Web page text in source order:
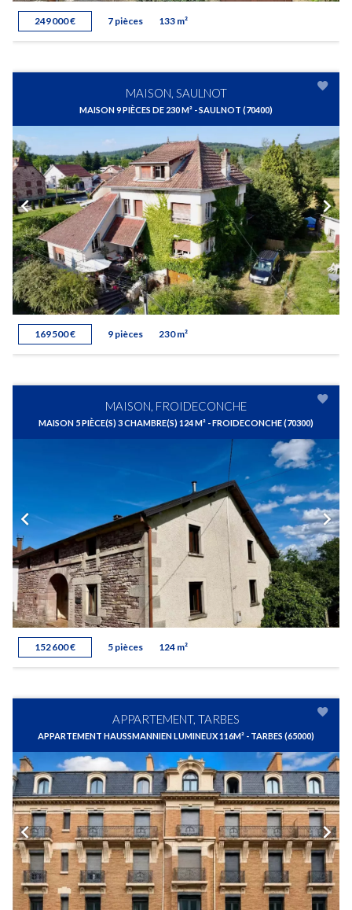
249 000 € 7 pièces 133 m²
MAISON, SAULNOT
MAISON 9 PIÈCES DE 230 M² - SAULNOT (70400)
169 500 € 9 pièces 230 m²
MAISON, FROIDECONCHE
MAISON 5 PIÈCE(S) 3 CHAMBRE(S) 124 M² - FROIDECONCHE (70300)
152 600 € 5 pièces 124 m²
APPARTEMENT, TARBES
APPARTEMENT HAUSSMANNIEN LUMINEUX 116M² - TARBES (65000)